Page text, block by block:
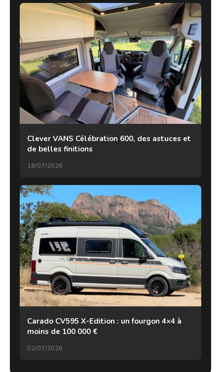
Clever VANS Célébration 600, des astuces et
de belles finitions
18/07/2026
Carado CV595 X-Edition : un fourgon 4×4 à
moins de 100 000 €
02/07/2026